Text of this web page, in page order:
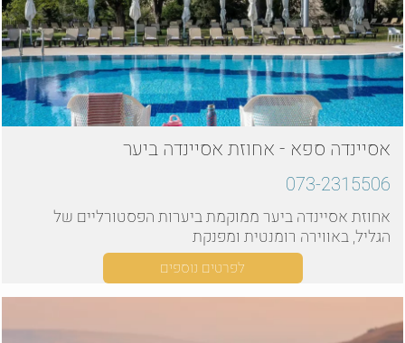
אסיינדה ספא - אחוזת אסיינדה ביער
073-2315506
אחוזת אסיינדה ביער ממוקמת ביערות הפסטורליים של
הגליל, באווירה רומנטית ומפנקת
לפרטים נוספים